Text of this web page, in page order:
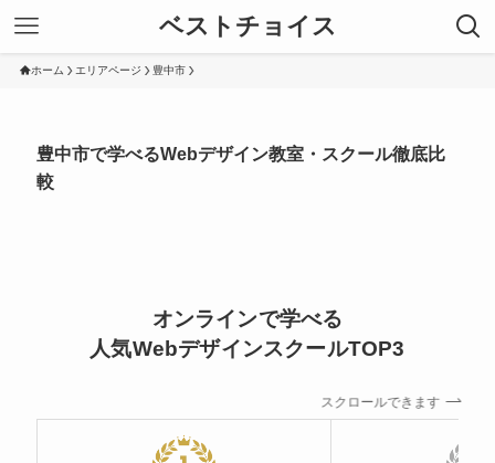
ベストチョイス
ホーム エリアページ 豊中市
豊中市で学べるWebデザイン教室・スクール徹底比
較
オンラインで学べる
人気WebデザインスクールTOP3
スクロールできます